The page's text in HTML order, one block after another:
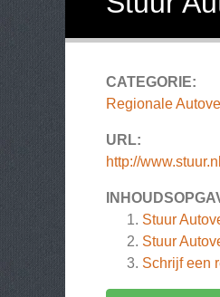
CATEGORIE:
Regionale
URL:
http://
Stuur
Stuur
Schrijf een